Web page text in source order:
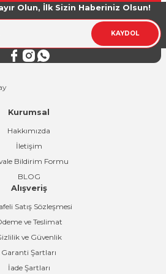
Olun, İlk Sizin Haberiniz Olsun!
KAYDOL
Kurumsal
Hakkımızda
İletişim
Bildirim Formu
BLOG
Alışveriş
Satış Sözleşmesi
ve Teslimat
ve Güvenlik
Garanti Şartları
İade Şartları